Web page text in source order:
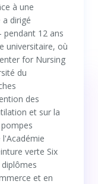
à une
dirigé
pendant 12 ans
universitaire, où
for Nursing
du
des
et sur la
verte Six
et en